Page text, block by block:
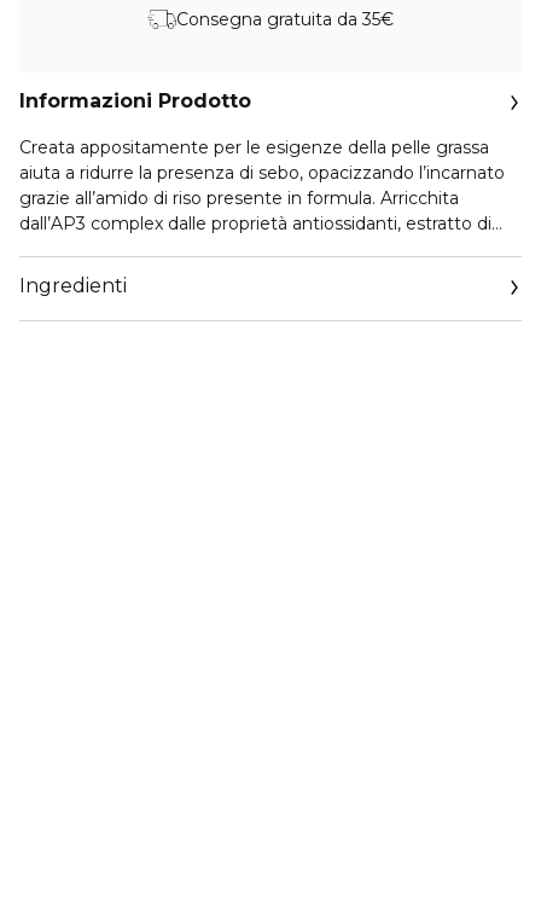
Consegna gratuita da 35€
Informazioni Prodotto
Creata appositamente per le esigenze della pelle grassa
aiuta a ridurre la presenza di sebo, opacizzando l’incarnato
grazie all’amido di riso presente in formula. Arricchita
dall’AP3 complex dalle proprietà antiossidanti, estratto di
acido ialuronico dall’azione altamente idratante.
Effetti e Funzioni
La crema viso Sebo-normalizzante opacizzante puroBIO
Ingredienti